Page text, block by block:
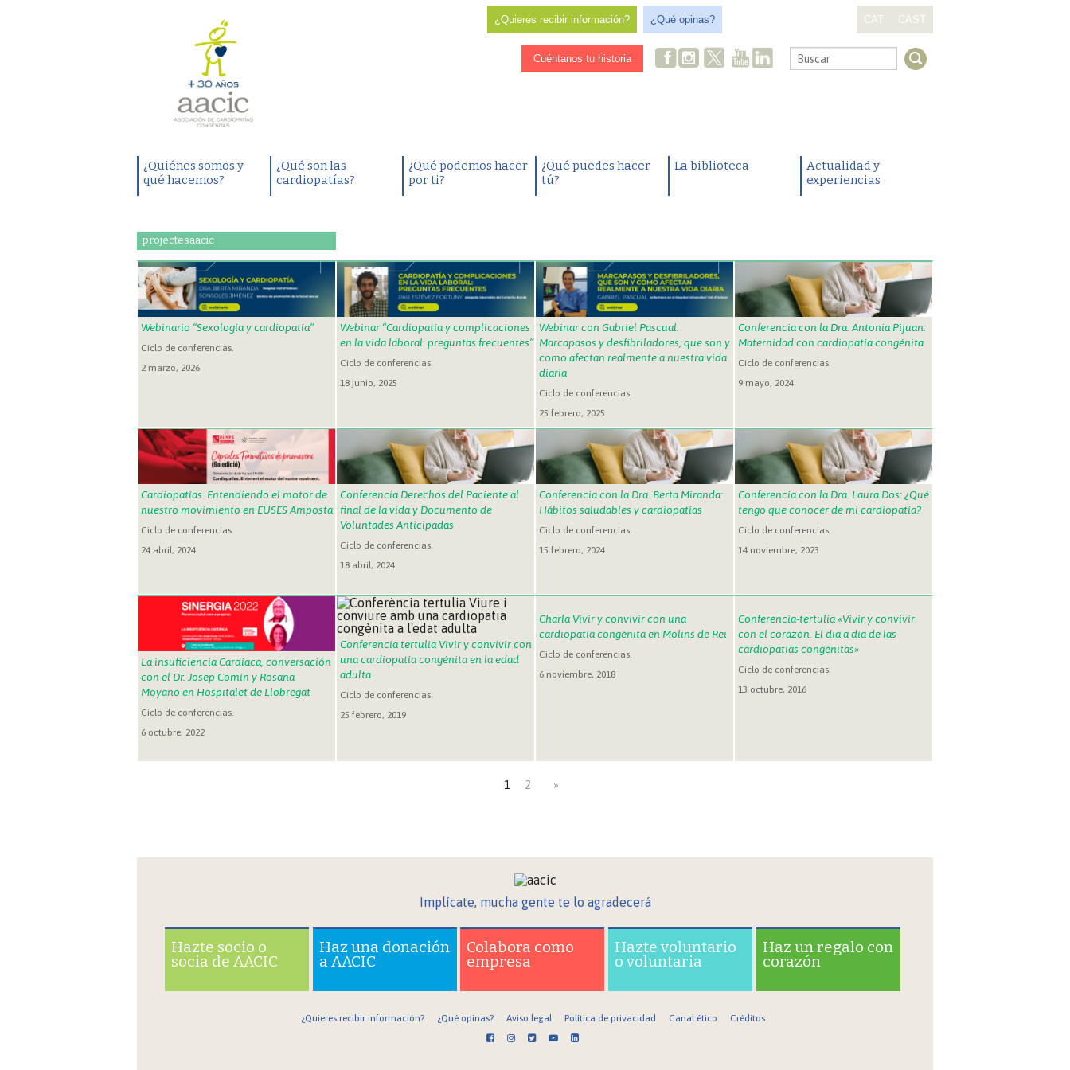
¿Quieres recibir información? ¿Qué opinas? CAT CAST
Cuéntanos tu historia .
¿Quiénes somos y
qué hacemos?
¿Qué son las
cardiopatías?
¿Qué podemos hacer
por ti?
¿Qué puedes hacer
tú?
La biblioteca
Actualidad y
experiencias
projectesaacic
Webinario “Sexología y cardiopatía”
Ciclo de conferencias.
2 marzo, 2026
Webinar “Cardiopatía y complicaciones
en la vida laboral: preguntas frecuentes”
Ciclo de conferencias.
18 junio, 2025
Webinar con Gabriel Pascual:
Marcapasos y desfibriladores, que son y
como afectan realmente a nuestra vida
diaria
Ciclo de conferencias.
25 febrero, 2025
Conferencia con la Dra. Antonia Pijuan:
Maternidad con cardiopatía congénita
Ciclo de conferencias.
9 mayo, 2024
Cardiopatías. Entendiendo el motor de
nuestro movimiento en EUSES Amposta
Ciclo de conferencias.
24 abril, 2024
Conferencia Derechos del Paciente al
final de la vida y Documento de
Voluntades Anticipadas
Ciclo de conferencias.
18 abril, 2024
Conferencia con la Dra. Berta Miranda:
Hábitos saludables y cardiopatías
Ciclo de conferencias.
15 febrero, 2024
Conferencia con la Dra. Laura Dos: ¿Qué
tengo que conocer de mi cardiopatía?
Ciclo de conferencias.
14 noviembre, 2023
La insuficiencia Cardíaca, conversación
con el Dr. Josep Comín y Rosana
Moyano en Hospitalet de Llobregat
Ciclo de conferencias.
6 octubre, 2022
Conferencia tertulia Vivir y convivir con
una cardiopatía congénita en la edad
adulta
Ciclo de conferencias.
25 febrero, 2019
Charla Vivir y convivir con una
cardiopatía congénita en Molins de Rei
Ciclo de conferencias.
6 noviembre, 2018
Conferencia-tertulia «Vivir y convivir
con el corazón. El día a día de las
cardiopatías congénitas»
Ciclo de conferencias.
13 octubre, 2016
1 2 »
Implícate, mucha gente te lo agradecerá
Hazte socio o
socia de AACIC
Haz una donación
a AACIC
Colabora como
empresa
Hazte voluntario
o voluntaria
Haz un regalo con
corazón
¿Quieres recibir información? ¿Qué opinas? Aviso legal Política de privacidad Canal ético Créditos